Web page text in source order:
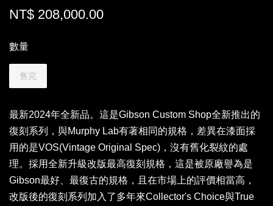
NT$ 208,000.00
數量
售完
最新2024年全新品。這是Gibson Custom Shop全新推出的
復刻系列，與Murphy Lab有著相同的規格，差異在漆面採
用的是VOS(Vintage Original Spec)，沒有舊化裂紋的處
理。採用全新升級改版最高復刻規格，這是被原廠譽為是
Gibson最好、最復古的規格，且在市場上的評價相當高，
改版後的復刻系列加入了多年來Collector's Choice與True